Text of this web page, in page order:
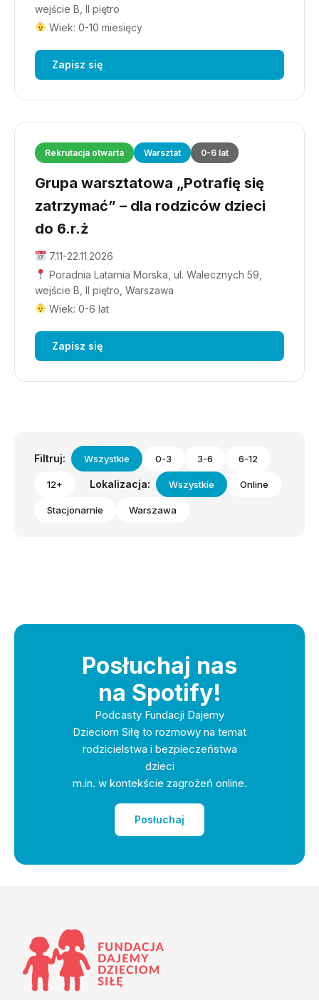
wejście B, II piętro
Wiek: 0-10 miesięcy
Zapisz się
Rekrutacja otwarta Warsztat 0-6 lat
Grupa warsztatowa „Potrafię się
zatrzymać” – dla rodziców dzieci
do 6.r.ż
7.11-22.11.2026
Poradnia Latarnia Morska, ul. Walecznych 59,
wejście B, II piętro, Warszawa
Wiek: 0-6 lat
Zapisz się
Filtruj: Wszystkie 0-3 3-6 6-12
12+ Lokalizacja: Wszystkie Online
Stacjonarnie Warszawa
Posłuchaj nas
na Spotify!
Podcasty Fundacji Dajemy
Dzieciom Siłę to rozmowy na temat
rodzicielstwa i bezpieczeństwa
dzieci
m.in. w kontekście zagrożeń online.
Posłuchaj